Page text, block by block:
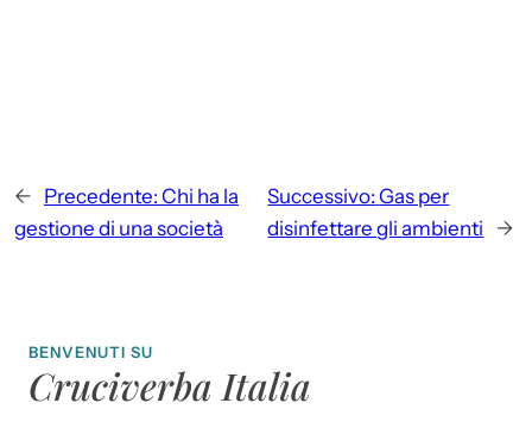
← Precedente: Chi ha la
gestione di una società
Successivo: Gas per
disinfettare gli ambienti
→
BENVENUTI SU
Cruciverba Italia